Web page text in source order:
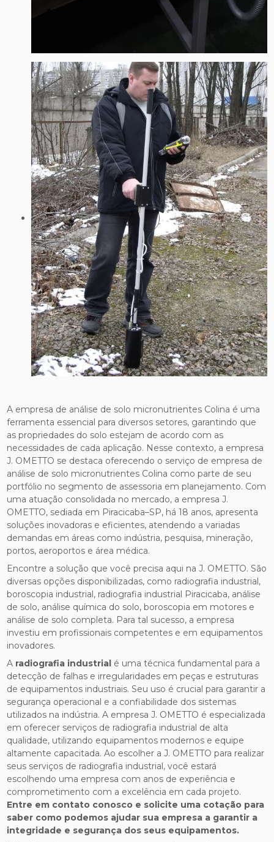
A empresa de análise de solo micronutrientes Colina é uma
ferramenta essencial para diversos setores, garantindo que
as propriedades do solo estejam de acordo com as
necessidades de cada aplicação. Nesse contexto, a empresa
J. OMETTO se destaca oferecendo o serviço de empresa de
análise de solo micronutrientes Colina como parte de seu
portfólio no segmento de assessoria em planejamento. Com
uma atuação consolidada no mercado, a empresa J.
OMETTO, sediada em Piracicaba–SP, há 18 anos, apresenta
soluções inovadoras e eficientes, atendendo a variadas
demandas em áreas como indústria, pesquisa, mineração,
portos, aeroportos e área médica.
Encontre a solução que você precisa aqui na J. OMETTO. São
diversas opções disponibilizadas, como radiografia industrial,
boroscopia industrial, radiografia industrial Piracicaba, análise
de solo, análise química do solo, boroscopia em motores e
análise de solo completa. Para tal sucesso, a empresa
investiu em profissionais competentes e em equipamentos
inovadores.
A radiografia industrial é uma técnica fundamental para a
detecção de falhas e irregularidades em peças e estruturas
de equipamentos industriais. Seu uso é crucial para garantir a
segurança operacional e a confiabilidade dos sistemas
utilizados na indústria. A empresa J. OMETTO é especializada
em oferecer serviços de radiografia industrial de alta
qualidade, utilizando equipamentos modernos e equipe
altamente capacitada. Ao escolher a J. OMETTO para realizar
seus serviços de radiografia industrial, você estará
escolhendo uma empresa com anos de experiência e
comprometimento com a excelência em cada projeto.
Entre em contato conosco e solicite uma cotação para
saber como podemos ajudar sua empresa a garantir a
integridade e segurança dos seus equipamentos.